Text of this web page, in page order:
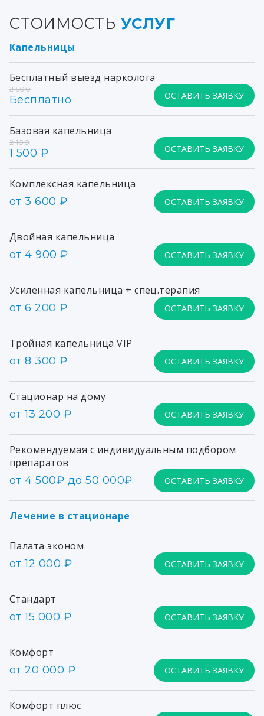
СТОИМОСТЬ УСЛУГ
Капельницы
Бесплатный выезд нарколога
2 500
Бесплатно ОСТАВИТЬ ЗАЯВКУ
Базовая капельница
2 100
1 500 ₽ ОСТАВИТЬ ЗАЯВКУ
Комплексная капельница
от 3 600 ₽
ОСТАВИТЬ ЗАЯВКУ
Двойная капельница
от 4 900 ₽
ОСТАВИТЬ ЗАЯВКУ
Усиленная капельница + спец.терапия
от 6 200 ₽
ОСТАВИТЬ ЗАЯВКУ
Тройная капельница VIP
от 8 300 ₽
ОСТАВИТЬ ЗАЯВКУ
Стационар на дому
от 13 200 ₽
ОСТАВИТЬ ЗАЯВКУ
Рекомендуемая с индивидуальным подбором
препаратов
от 4 500₽ до 50 000₽
ОСТАВИТЬ ЗАЯВКУ
Лечение в стационаре
Палата эконом
от 12 000 ₽
ОСТАВИТЬ ЗАЯВКУ
Стандарт
от 15 000 ₽
ОСТАВИТЬ ЗАЯВКУ
Комфорт
от 20 000 ₽
ОСТАВИТЬ ЗАЯВКУ
Комфорт плюс